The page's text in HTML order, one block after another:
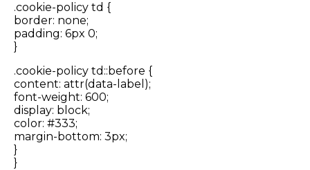
.cookie-policy td {
border: none;
padding: 6px 0;
}
.cookie-policy td::before {
content: attr(data-label);
font-weight: 600;
display: block;
color: #333;
margin-bottom: 3px;
}
}